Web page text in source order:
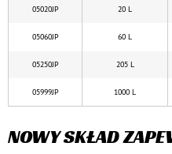
05020JP 20 L
05060JP 60 L
05250JP 205 L
05999JP 1000 L
NOWY SKŁAD